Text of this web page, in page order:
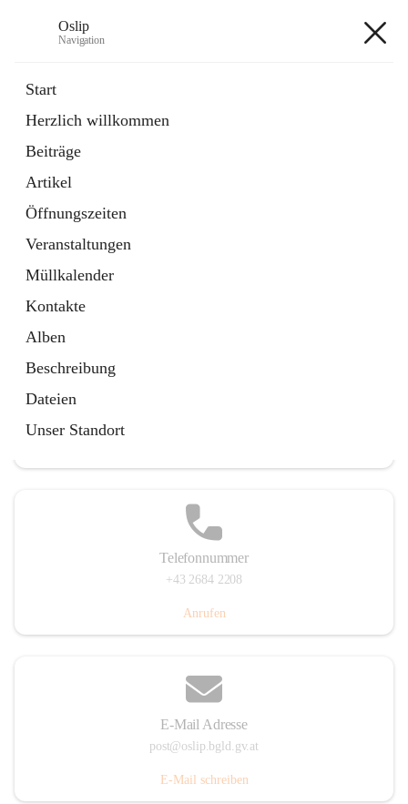
Oslip
Navigation
Start
Herzlich willkommen
Beiträge
Artikel
Öffnungszeiten
Veranstaltungen
Müllkalender
Kontakte
Alben
Beschreibung
Dateien
Unser Standort
Externe Webseite
in
Tab
Bundeskanzleramt Österreich
Externe Webseite
öffnet
in
neuem
Tab
Telefonnummer
+43 2684 2208
Anrufen
E-Mail Adresse
post@oslip.bgld.gv.at
E-Mail schreiben